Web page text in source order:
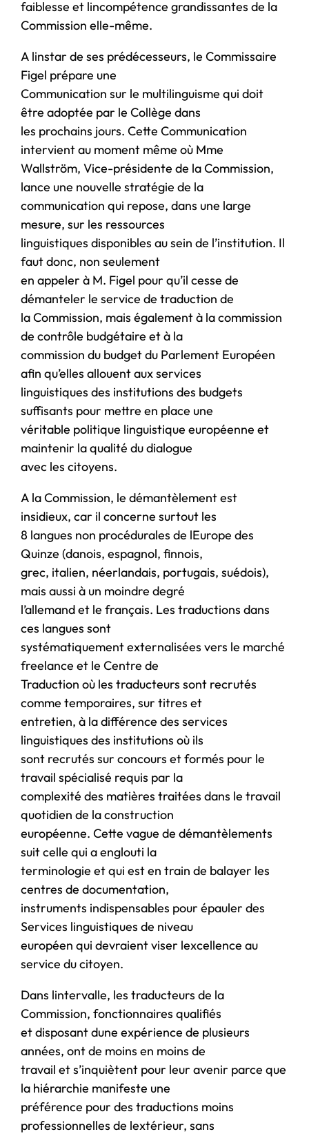
faiblesse et lincompétence grandissantes de la
Commission elle-même.
A linstar de ses prédécesseurs, le Commissaire
Figel prépare une
Communication sur le multilinguisme qui doit
être adoptée par le Collège dans
les prochains jours. Cette Communication
intervient au moment même où Mme
Wallström, Vice-présidente de la Commission,
lance une nouvelle stratégie de la
communication qui repose, dans une large
mesure, sur les ressources
linguistiques disponibles au sein de l’institution. Il
faut donc, non seulement
en appeler à M. Figel pour qu’il cesse de
démanteler le service de traduction de
la Commission, mais également à la commission
de contrôle budgétaire et à la
commission du budget du Parlement Européen
afin qu’elles allouent aux services
linguistiques des institutions des budgets
suffisants pour mettre en place une
véritable politique linguistique européenne et
maintenir la qualité du dialogue
avec les citoyens.
A la Commission, le démantèlement est
insidieux, car il concerne surtout les
8 langues non procédurales de lEurope des
Quinze (danois, espagnol, finnois,
grec, italien, néerlandais, portugais, suédois),
mais aussi à un moindre degré
l’allemand et le français. Les traductions dans
ces langues sont
systématiquement externalisées vers le marché
freelance et le Centre de
Traduction où les traducteurs sont recrutés
comme temporaires, sur titres et
entretien, à la différence des services
linguistiques des institutions où ils
sont recrutés sur concours et formés pour le
travail spécialisé requis par la
complexité des matières traitées dans le travail
quotidien de la construction
européenne. Cette vague de démantèlements
suit celle qui a englouti la
terminologie et qui est en train de balayer les
centres de documentation,
instruments indispensables pour épauler des
Services linguistiques de niveau
européen qui devraient viser lexcellence au
service du citoyen.
Dans lintervalle, les traducteurs de la
Commission, fonctionnaires qualifiés
et disposant dune expérience de plusieurs
années, ont de moins en moins de
travail et s’inquiètent pour leur avenir parce que
la hiérarchie manifeste une
préférence pour des traductions moins
professionnelles de lextérieur, sans